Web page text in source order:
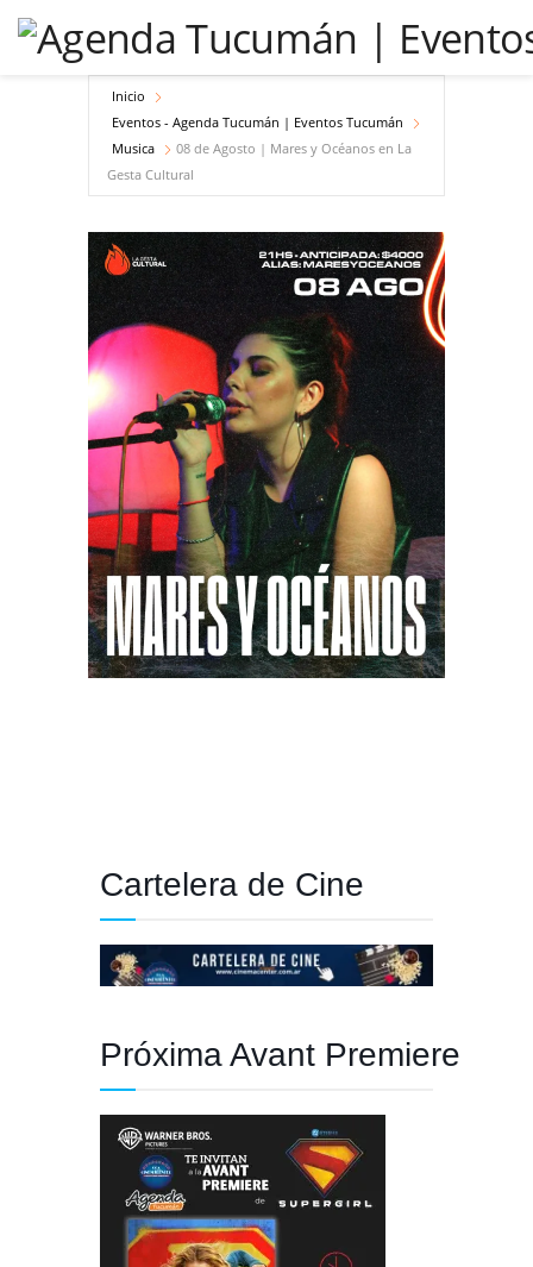
Inicio
Eventos - Agenda Tucumán | Eventos Tucumán
Musica
08 de Agosto | Mares y Océanos en La
Gesta Cultural
Cartelera de Cine
Próxima Avant Premiere